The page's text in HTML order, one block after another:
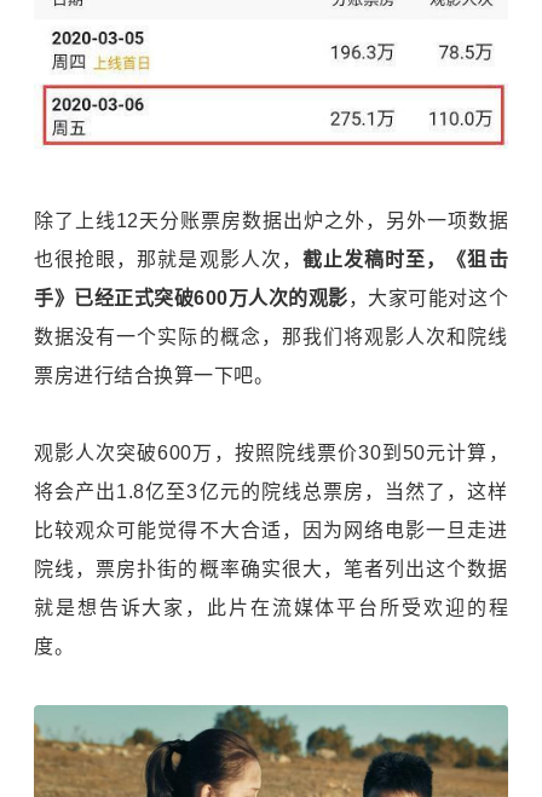
除了上线12天分账票房数据出炉之外，另外一项数据
也很抢眼，那就是观影人次， 截止发稿时至，《狙击
手》已经正式突破600万人次的观影，大家可能对这个
数据没有一个实际的概念，那我们将观影人次和院线
票房进行结合换算一下吧。
观影人次突破600万，按照院线票价30到50元计算，
将会产出1.8亿至3亿元的院线总票房，当然了，这样
比较观众可能觉得不大合适，因为网络电影一旦走进
院线，票房扑街的概率确实很大，笔者列出这个数据
就是想告诉大家，此片在流媒体平台所受欢迎的程
度。